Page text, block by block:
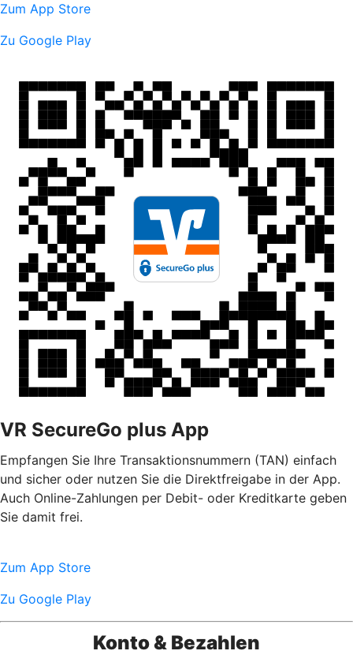
Zum App Store
Zu Google Play
VR SecureGo plus App
Empfangen Sie Ihre Transaktionsnummern (TAN) einfach
und sicher oder nutzen Sie die Direktfreigabe in der App.
Auch Online-Zahlungen per Debit- oder Kreditkarte geben
Sie damit frei.
Zum App Store
Zu Google Play
Konto & Bezahlen